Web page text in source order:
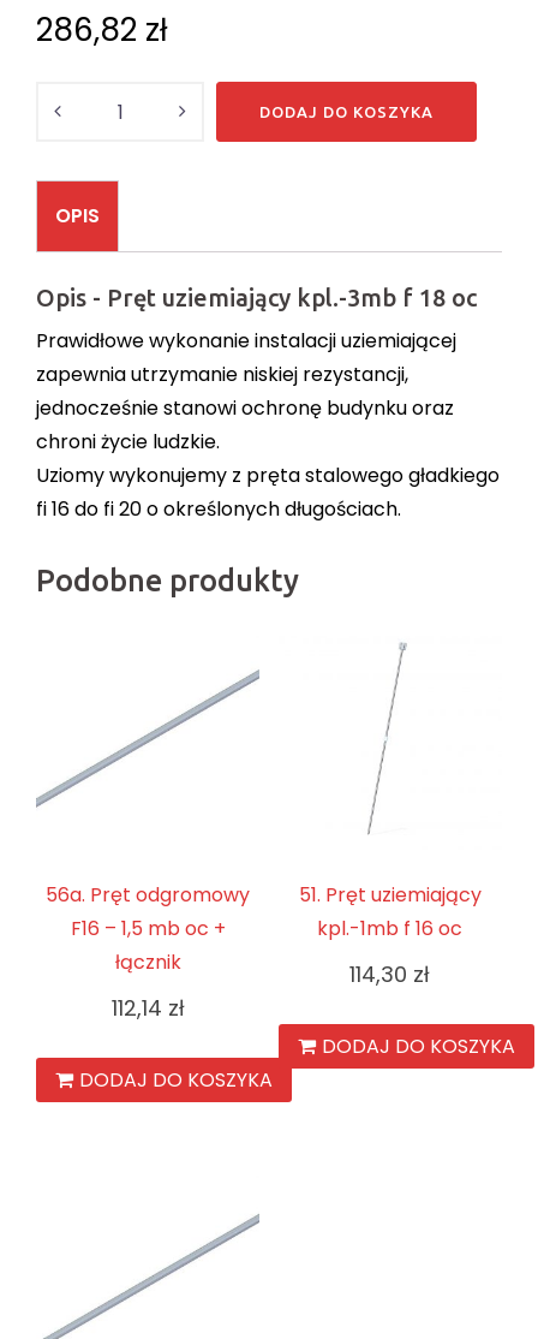
286,82 zł
DODAJ DO KOSZYKA
OPIS
Opis - Pręt uziemiający kpl.-3mb f 18 oc
Prawidłowe wykonanie instalacji uziemiającej
zapewnia utrzymanie niskiej rezystancji,
jednocześnie stanowi ochronę budynku oraz
chroni życie ludzkie.
Uziomy wykonujemy z pręta stalowego gładkiego
fi 16 do fi 20 o określonych długościach.
Podobne produkty
56a. Pręt odgromowy
F16 – 1,5 mb oc +
łącznik
112,14 zł
DODAJ DO KOSZYKA
51. Pręt uziemiający
kpl.-1mb f 16 oc
114,30 zł
DODAJ DO KOSZYKA